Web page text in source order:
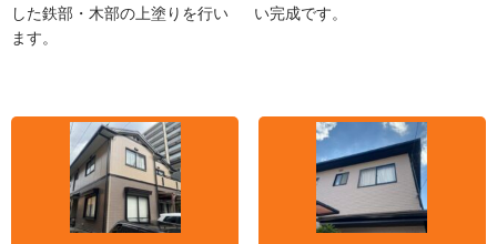
した鉄部・木部の上塗りを行い
ます。
い完成です。